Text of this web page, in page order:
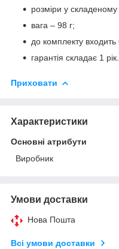
розміри у
вага – 98 г;
до комплекту
гарантія складає 1 рік.
Приховати
Характеристики
Основні атрибути
Виробник
Умови доставки
Нова Пошта
Всі умови доставки